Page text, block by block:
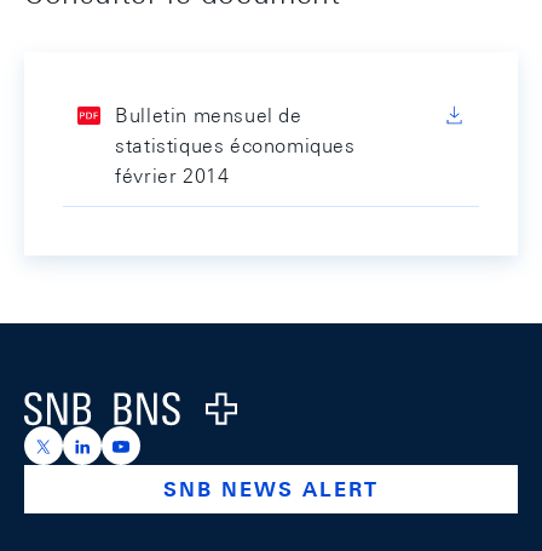
Bulletin mensuel de
statistiques économiques
février 2014
Logo
https://x.com/snb_bns
https://ch.linkedin.com/company/swiss-national-
https://www.youtube.com/@swissnationalbank
SNB NEWS ALERT